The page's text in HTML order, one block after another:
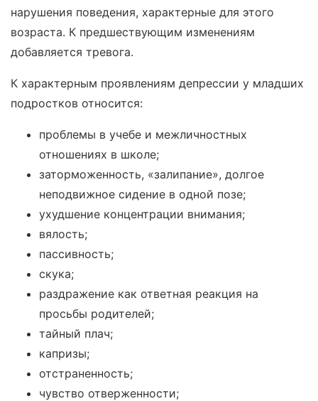
нарушения поведения, характерные для этого
возраста. К предшествующим изменениям
добавляется тревога.
К характерным проявлениям депрессии у младших
подростков относится:
проблемы в учебе и межличностных
отношениях в школе;
заторможенность, «залипание», долгое
неподвижное сидение в одной позе;
ухудшение концентрации внимания;
вялость;
пассивность;
скука;
раздражение как ответная реакция на
просьбы родителей;
тайный плач;
капризы;
отстраненность;
чувство отверженности;